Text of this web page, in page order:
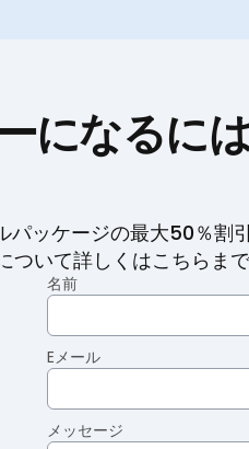
になるに
パッケージの最大50％割
ついて詳しくはこちらま
名前
Eメール
メッセージ